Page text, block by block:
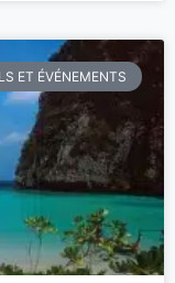
ET ÉVÉNEMENTS